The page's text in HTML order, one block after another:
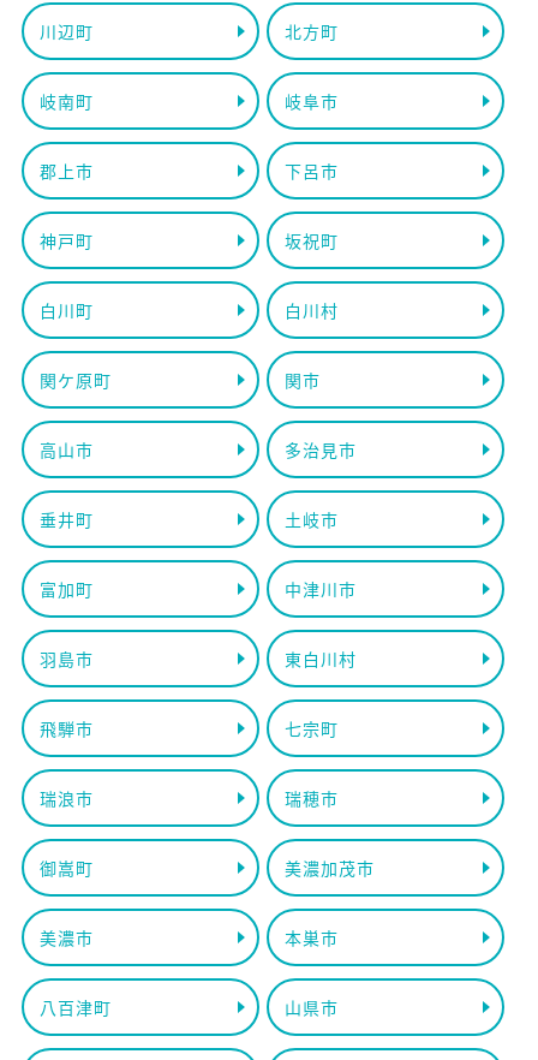
川辺町 北方町
岐南町 岐阜市
郡上市 下呂市
神戸町 坂祝町
白川町 白川村
関ケ原町 関市
高山市 多治見市
垂井町 土岐市
富加町 中津川市
羽島市 東白川村
飛騨市 七宗町
瑞浪市 瑞穂市
御嵩町 美濃加茂市
美濃市 本巣市
八百津町 山県市